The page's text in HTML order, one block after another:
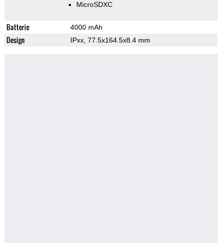
MicroSDXC
Batterie 4000 mAh
Design IPxx, 77.5x164.5x8.4 mm